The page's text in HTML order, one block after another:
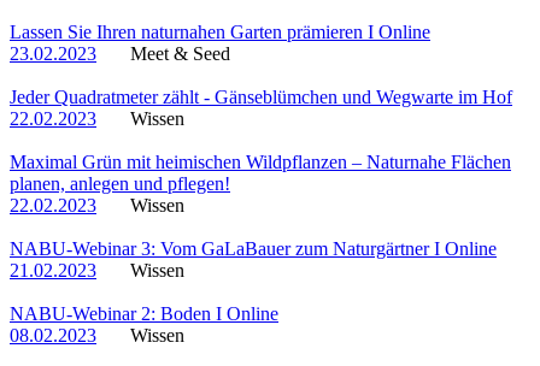
Lassen Sie Ihren naturnahen Garten prämieren I Online
23.02.2023
Meet & Seed
Jeder Quadratmeter zählt - Gänseblümchen und Wegwarte im Hof
22.02.2023
Wissen
Maximal Grün mit heimischen Wildpflanzen – Naturnahe Flächen
planen, anlegen und pflegen!
22.02.2023
Wissen
NABU-Webinar 3: Vom GaLaBauer zum Naturgärtner I Online
21.02.2023
Wissen
NABU-Webinar 2: Boden I Online
08.02.2023
Wissen